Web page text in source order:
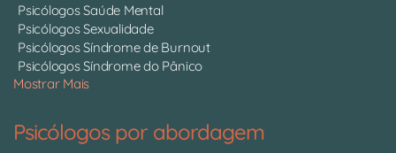
Psicólogos Saúde Mental
Psicólogos Sexualidade
Psicólogos Síndrome de Burnout
Psicólogos Síndrome do Pânico
Mostrar Mais
Psicólogos por abordagem